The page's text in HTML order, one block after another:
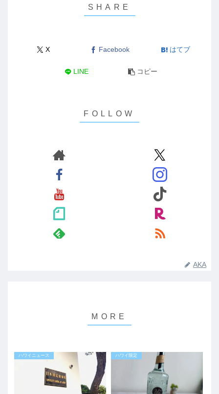
X Facebook はてブ
LINE コピー
AKA
ハワイニュース ハワイ限定